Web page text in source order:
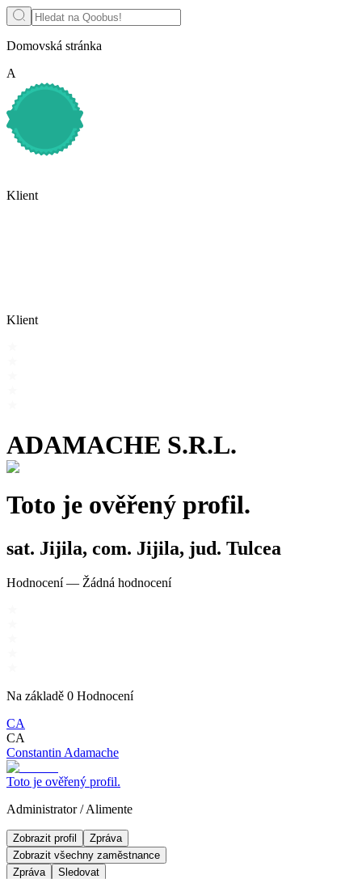
Domovská stránka
A
Klient
Klient
ADAMACHE S.R.L.
Toto je ověřený profil.
sat. Jijila, com. Jijila, jud. Tulcea
Hodnocení— Žádná hodnocení
Na základě 0 Hodnocení
CA
CA
Constantin Adamache
Toto je ověřený profil.
Administrator/Alimente
Zobrazit profil
Zpráva
Zobrazit všechny zaměstnance
Zpráva
Sledovat